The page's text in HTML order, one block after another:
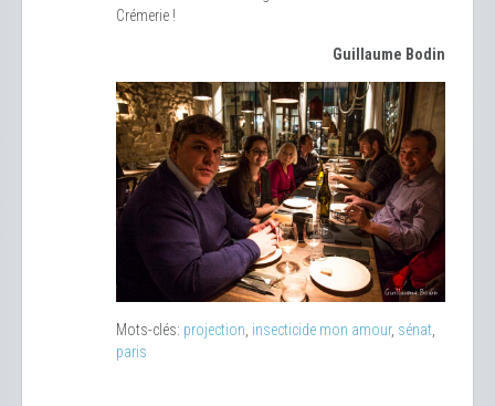
Crémerie !
Guillaume Bodin
Mots-clés: projection insecticide mon amour, sénat
paris